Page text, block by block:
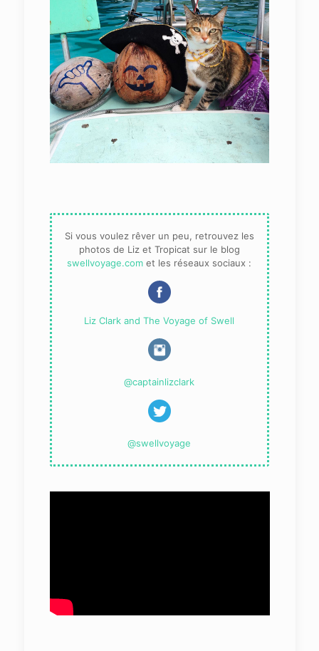
Si vous voulez rêver un peu, retrouvez les
photos de Liz et Tropicat sur le blog
swellvoyage.com et les réseaux sociaux :
Liz Clark and The Voyage of Swell
@captainlizclark
@swellvoyage